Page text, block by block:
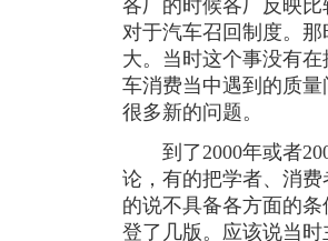
各厂的时候各厂反映
对于汽车召回制度。
大。当时这个事没有
车消费当中遇到的质
很多新的问题。
到了2000年或者
论，有的把学者、消
的说不具备各方面的
登了几版。应该说当